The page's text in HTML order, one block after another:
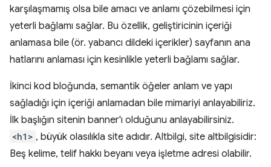
karşılaşmamış olsa bile amacı ve anlamı çözebilmesi için
yeterli bağlamı sağlar. Bu özellik, geliştiricinin içeriği
anlamasa bile (ör. yabancı dildeki içerikler) sayfanın ana
hatlarını anlaması için kesinlikle yeterli bağlamı sağlar.
İkinci kod bloğunda, semantik öğeler anlam ve yapı
sağladığı için içeriği anlamadan bile mimariyi anlayabiliriz.
İlk başlığın sitenin banner'ı olduğunu anlayabilirsiniz.
<h1> , büyük olasılıkla site adıdır. Altbilgi, site altbilgisidir:
Beş kelime, telif hakkı beyanı veya işletme adresi olabilir.